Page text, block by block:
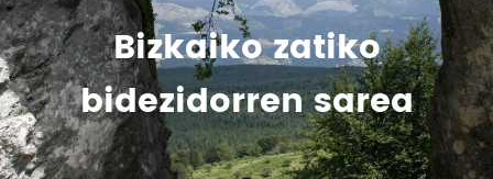
Bizkaiko zatiko
bidezidorren sarea